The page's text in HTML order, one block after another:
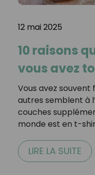
12 mai 2025
10 raisons
vous avez
Vous avez souvent
autres semblent à
couches
monde est en t-
LIRE LA SUITE